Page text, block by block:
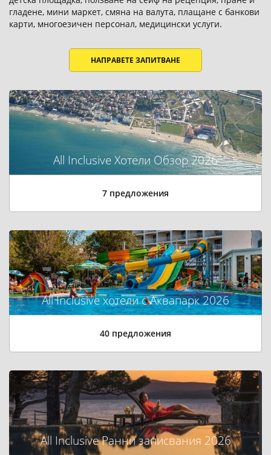
гладене, мини маркет, смяна на валута, плащане с банкови
карти, многоезичен персонал, медицински услуги.
НАПРАВЕТЕ ЗАПИТВАНЕ
All Inclusive Хотели Обзор 2026
7 предложения
All Inclusive хотели с Аквапарк 2026
40 предложения
All Inclusive Ранни записвания 2026